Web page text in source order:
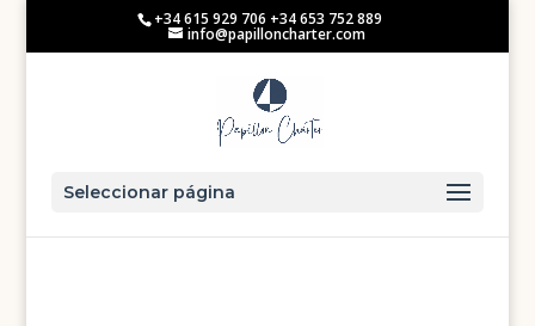
+34 615 929 706 +34 653 752 889
info@papilloncharter.com
Seleccionar página